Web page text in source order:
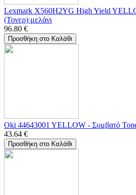
Lexmark X560H2YG High Yield
(Τονερ) μελάνι
96.80 €
Προσθήκη στο Καλάθι
Oki 44643001 YELLOW - Συμβατό
43.64 €
Προσθήκη στο Καλάθι